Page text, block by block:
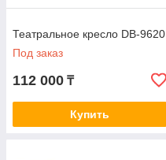
Театральное кресло DB-9620
Под заказ
112 000 ₸
Купить